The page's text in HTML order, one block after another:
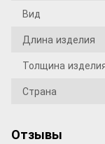
Вид
Длина изделия
Толщина
Страна
Отзывы